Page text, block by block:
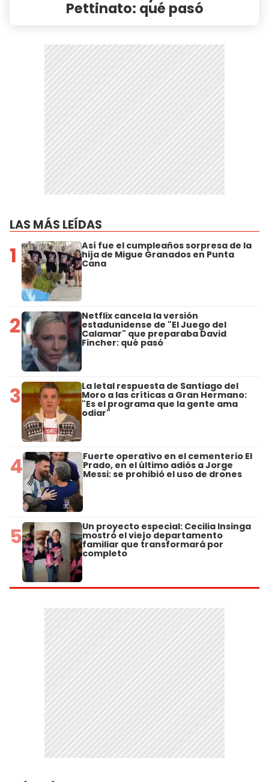
Pettinato: qué pasó
LAS MÁS LEÍDAS
1 Así fue el cumpleaños sorpresa de la
hija de Migue Granados en Punta
Cana
2 Netflix cancela la versión
estadunidense de "El Juego del
Calamar" que preparaba David
Fincher: qué pasó
3 La letal respuesta de Santiago del
Moro a las críticas a Gran Hermano:
"Es el programa que la gente ama
odiar"
4 Fuerte operativo en el cementerio El
Prado, en el último adiós a Jorge
Messi: se prohibió el uso de drones
5 Un proyecto especial: Cecilia Insinga
mostró el viejo departamento
familiar que transformará por
completo